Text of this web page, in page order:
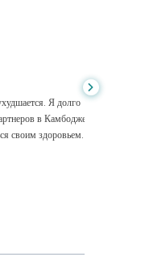
Я долго
в Камбодже
здоровьем.